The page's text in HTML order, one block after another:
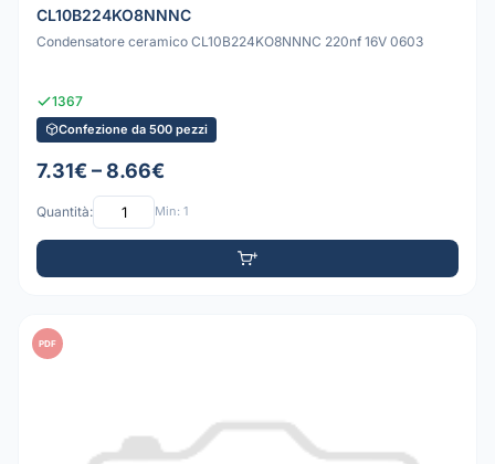
CL10B224KO8NNNC
Condensatore ceramico CL10B224KO8NNNC 220nf 16V 0603
1367
Confezione da 500 pezzi
7.31€ – 8.66€
Quantità: Min: 1
PDF